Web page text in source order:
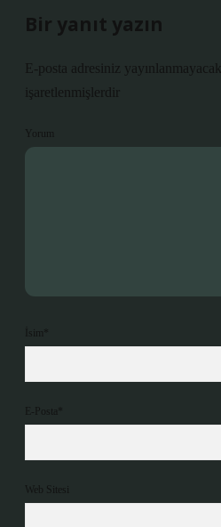
Bir yanıt yazın
E-posta adresiniz yayınlanmayacak.
işaretlenmişlerdir
Yorum
İsim*
E-Posta*
Web Sitesi